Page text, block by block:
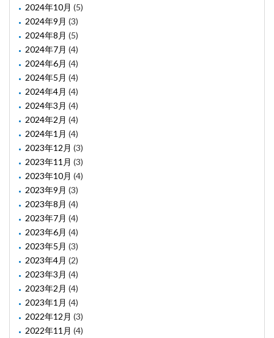
2024年10月 (5)
2024年9月 (3)
2024年8月 (5)
2024年7月 (4)
2024年6月 (4)
2024年5月 (4)
2024年4月 (4)
2024年3月 (4)
2024年2月 (4)
2024年1月 (4)
2023年12月 (3)
2023年11月 (3)
2023年10月 (4)
2023年9月 (3)
2023年8月 (4)
2023年7月 (4)
2023年6月 (4)
2023年5月 (3)
2023年4月 (2)
2023年3月 (4)
2023年2月 (4)
2023年1月 (4)
2022年12月 (3)
2022年11月 (4)